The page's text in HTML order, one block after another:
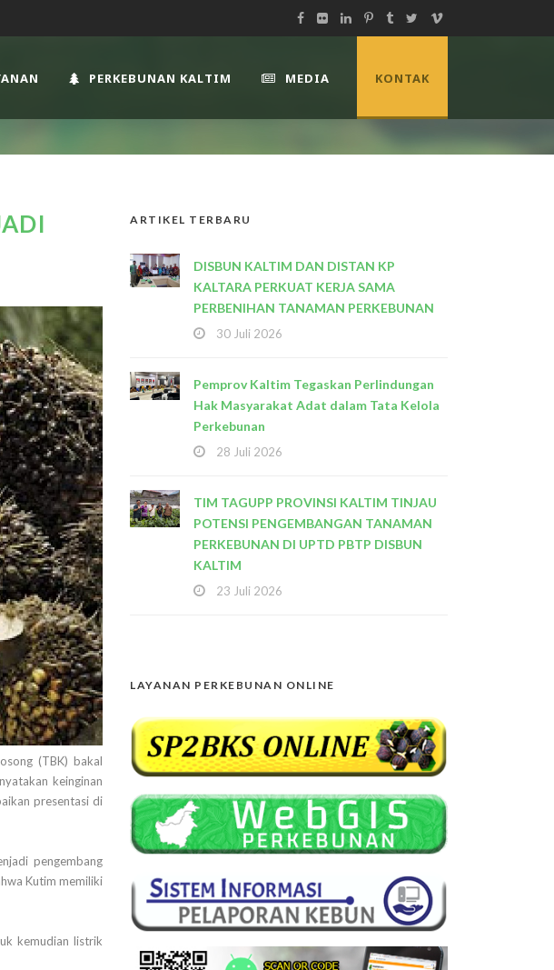
PERKEBUNAN KALTIM MEDIA KONTAK
(TBK) bakal
keinginan
presentasi di
pengembang
Kutim memiliki
kemudian listrik
ARTIKEL TERBARU
DISBUN KALTIM DAN DISTAN KP
KALTARA PERKUAT KERJA SAMA
PERBENIHAN TANAMAN PERKEBUNAN
30 Juli 2026
Pemprov Kaltim Tegaskan Perlindungan
Hak Masyarakat Adat dalam Tata Kelola
Perkebunan
28 Juli 2026
TIM TAGUPP PROVINSI KALTIM TINJAU
POTENSI PENGEMBANGAN TANAMAN
PERKEBUNAN DI UPTD PBTP DISBUN
KALTIM
23 Juli 2026
LAYANAN PERKEBUNAN ONLINE